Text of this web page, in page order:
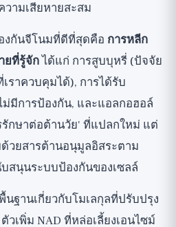
ามเสียหายสะสม
งกันจีโนมที่ดีที่สุดคือ การหลีก
ยที่รู้จักได้แก่ การสูบบุหรี่ (ปัจจัย
าควบคุมได้), การได้รับ
มีการป้องกัน, และแอลกอฮอล์
รักษาต่อต้านวัย' ที่แปลกใหม่ แต่
วยสารต้านอนุมูลอิสระตาม
สนุนระบบป้องกันของเซลล์
นฐานเกี่ยวกับโมเลกุลที่ปรับปรุง
วเพิ่ม NAD ที่หล่อเลี้ยงเอนไซม์